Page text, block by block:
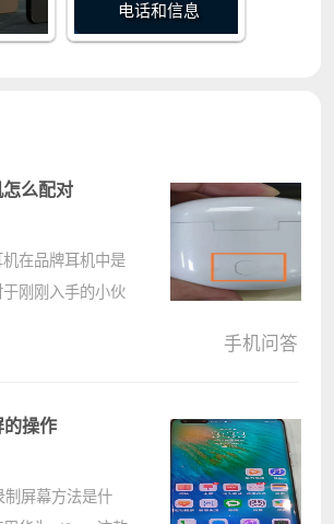
电话和信息
么配对
在品牌耳机中是
刚刚入手的小伙
对： 1、
手机问答
的操作
屏幕方法是什